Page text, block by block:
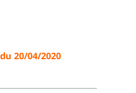
20/04/2020